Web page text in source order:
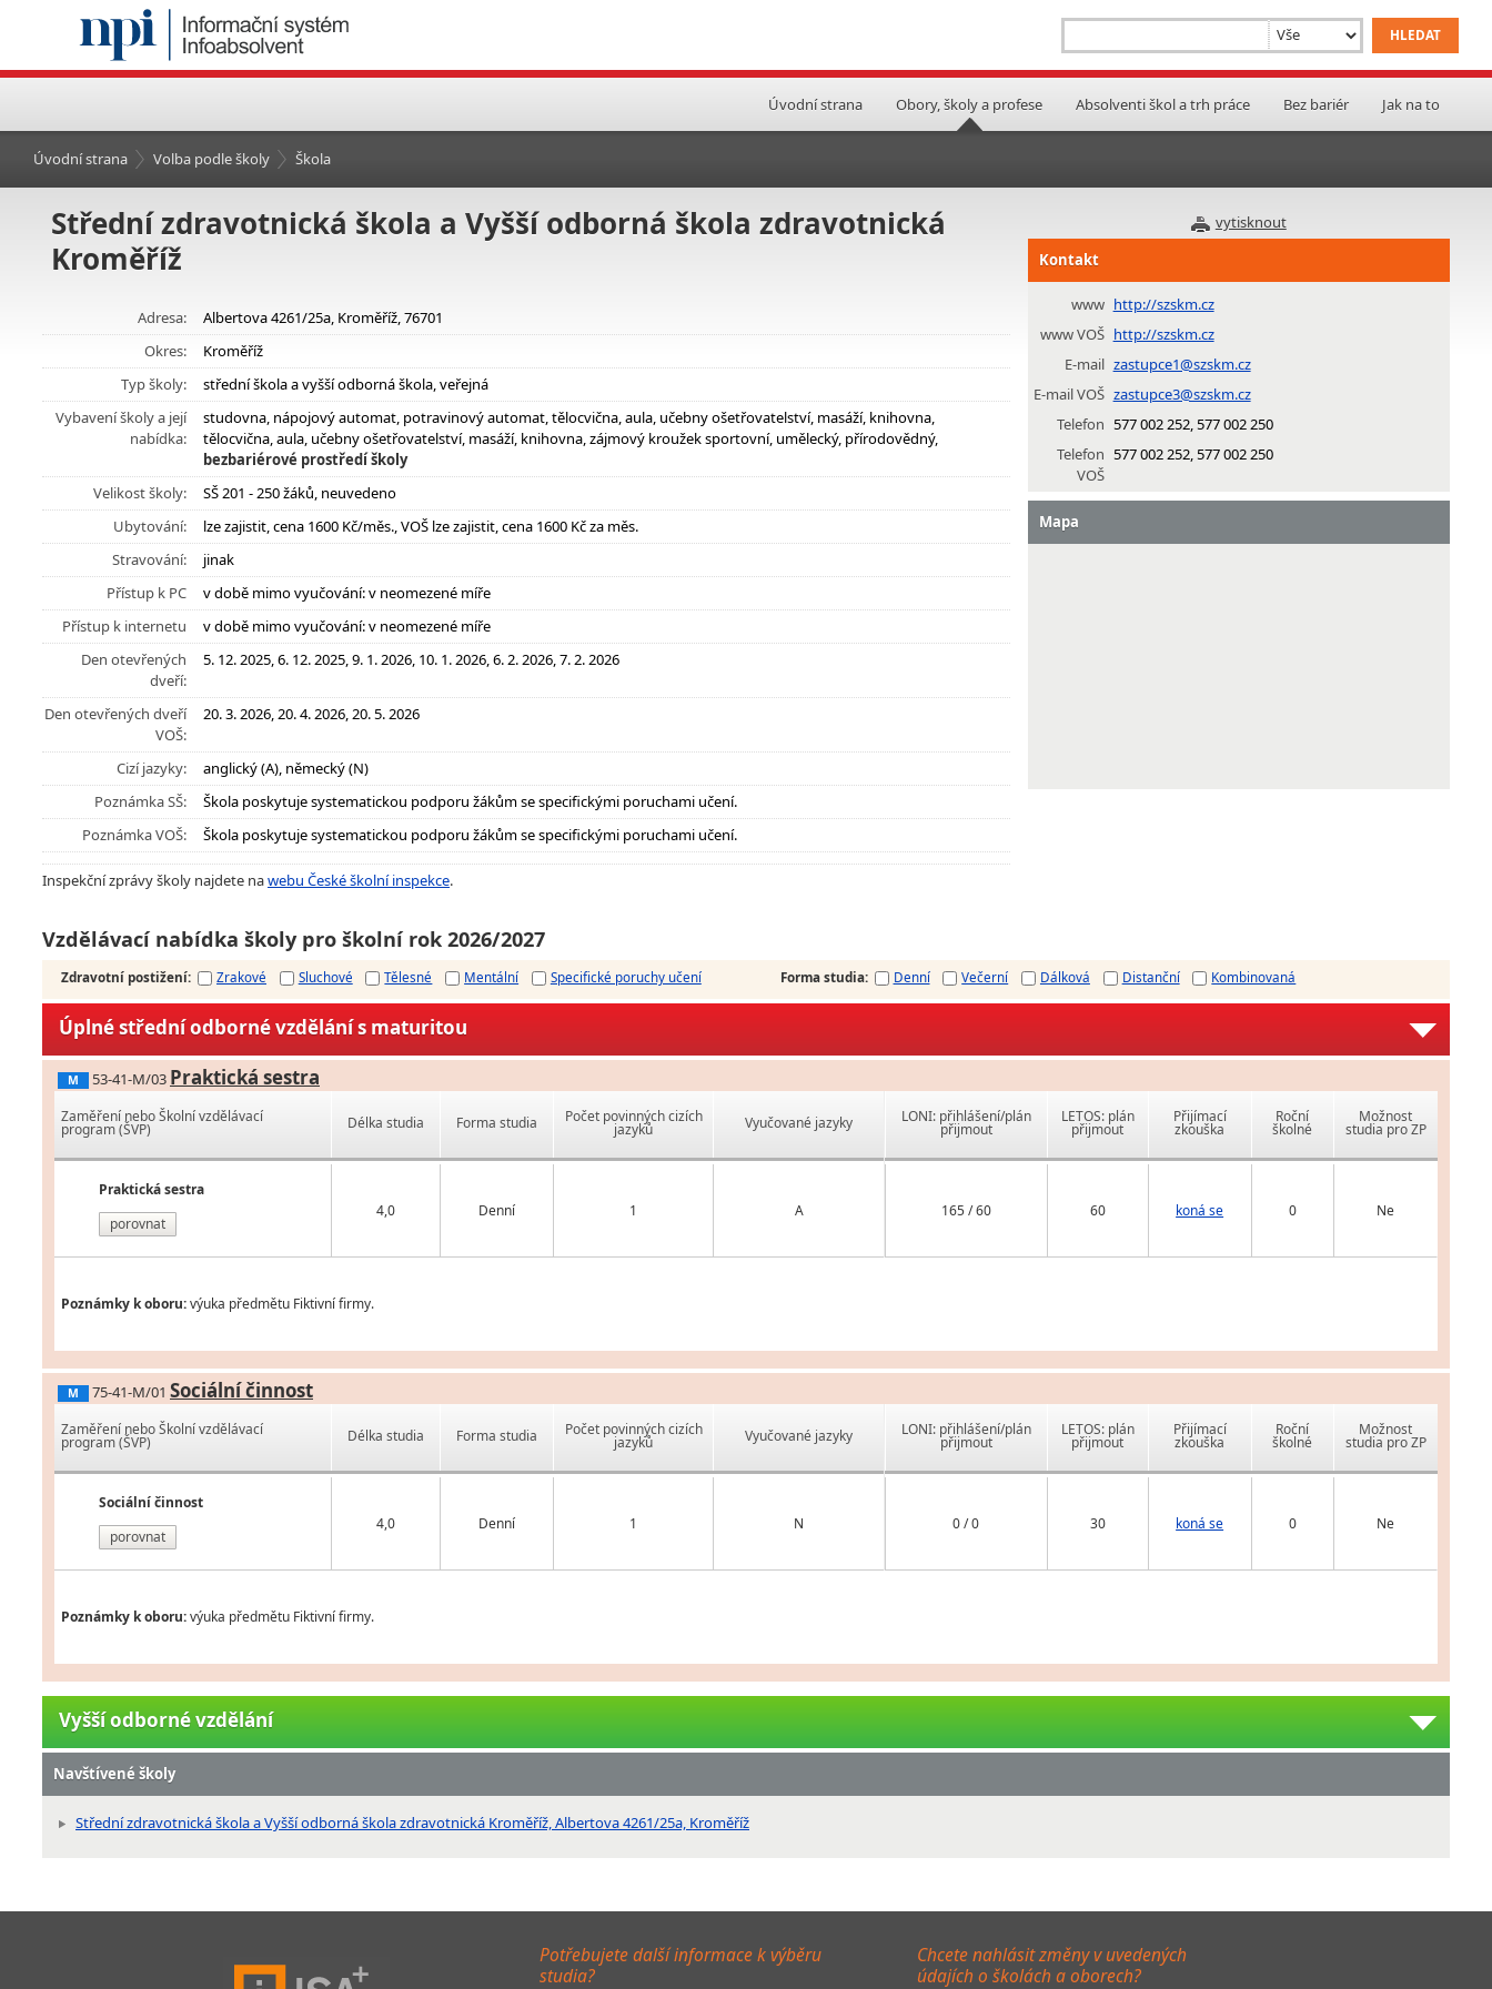
Úvodní strana Obory, školy a profese Absolventi škol a trh práce Bez bariér Jak na to
Úvodní strana Volba podle školy Škola
vytisknout
Střední zdravotnická škola a Vyšší odborná škola zdravotnická
Kroměříž
Adresa:
Albertova 4261/25a, Kroměříž, 76701
Okres:
Kroměříž
Typ školy:
střední škola a vyšší odborná škola, veřejná
Vybavení školy a její
nabídka:
studovna, nápojový automat, potravinový automat, tělocvična, aula, učebny ošetřovatelství, masáží, knihovna,
tělocvična, aula, učebny ošetřovatelství, masáží, knihovna, zájmový kroužek sportovní, umělecký, přírodovědný,
bezbariérové prostředí školy
Velikost školy:
SŠ 201 - 250 žáků, neuvedeno
Ubytování:
lze zajistit, cena 1600 Kč/měs., VOŠ lze zajistit, cena 1600 Kč za měs.
Stravování:
jinak
Přístup k PC
v době mimo vyučování: v neomezené míře
Přístup k internetu
v době mimo vyučování: v neomezené míře
Den otevřených
dveří:
5. 12. 2025, 6. 12. 2025, 9. 1. 2026, 10. 1. 2026, 6. 2. 2026, 7. 2. 2026
Den otevřených dveří
VOŠ:
20. 3. 2026, 20. 4. 2026, 20. 5. 2026
Cizí jazyky:
anglický (A), německý (N)
Poznámka SŠ:
Škola poskytuje systematickou podporu žákům se specifickými poruchami učení.
Poznámka VOŠ:
Škola poskytuje systematickou podporu žákům se specifickými poruchami učení.
Inspekční zprávy školy najdete nawebu České školní inspekce.
Kontakt
www http://szskm.cz
www VOŠ http://szskm.cz
E-mail zastupce1@szskm.cz
E-mail VOŠ zastupce3@szskm.cz
Telefon 577 002 252, 577 002 250
Telefon
VOŠ
577 002 252, 577 002 250
Mapa
Vzdělávací nabídka školy pro školní rok 2026/2027
Zdravotní postižení: Zrakové Sluchové Tělesné Mentální Specifické poruchy učení Forma studia: Denní Večerní Dálková Distanční Kombinovaná
Úplné střední odborné vzdělání s maturitou
M 53-41-M/03 Praktická sestra
Zaměření nebo Školní vzdělávací
program (ŠVP)
Praktická sestra
porovnat
Délka studia Forma studia Počet povinných cizích
jazyků Vyučované jazyky
4,0 Denní 1 A
LONI: přihlášení/plán
přijmout
LETOS: plán
přijmout
Přijímací
zkouška
Roční
školné
Možnost
studia pro ZP
165 / 60 60 koná se 0 Ne
Poznámky k oboru:výuka předmětu Fiktivní firmy.
M 75-41-M/01 Sociální činnost
Zaměření nebo Školní vzdělávací
program (ŠVP)
Sociální činnost
porovnat
Délka studia Forma studia Počet povinných cizích
jazyků Vyučované jazyky
4,0 Denní 1 N
LONI: přihlášení/plán
přijmout
LETOS: plán
přijmout
Přijímací
zkouška
Roční
školné
Možnost
studia pro ZP
0 / 0 30 koná se 0 Ne
Poznámky k oboru:výuka předmětu Fiktivní firmy.
Vyšší odborné vzdělání
Navštívené školy
Střední zdravotnická škola a Vyšší odborná škola zdravotnická Kroměříž, Albertova 4261/25a, Kroměříž
Potřebujete další informace k výběru
studia?
Chcete nahlásit změny v uvedených
údajích o školách a oborech?